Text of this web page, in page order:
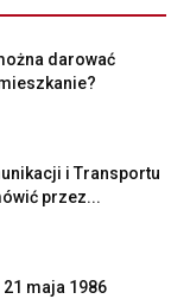
darować
i Transportu
przez...
maja 1986